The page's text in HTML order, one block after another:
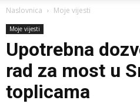
Naslovnica Moje vijesti
Moje vijesti
Upotrebna
rad za most u
toplicama